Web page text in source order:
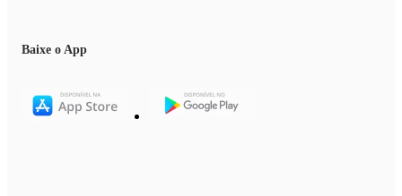
Baixe o App